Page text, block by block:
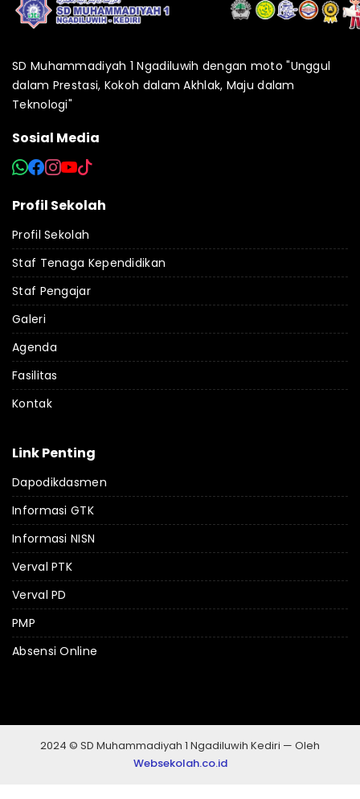
SD Muhammadiyah 1 Ngadiluwih dengan moto "Unggul
dalam Prestasi, Kokoh dalam Akhlak, Maju dalam
Teknologi"
Sosial Media
Profil Sekolah
Profil Sekolah
Staf Tenaga Kependidikan
Staf Pengajar
Galeri
Agenda
Fasilitas
Kontak
Link Penting
Dapodikdasmen
Informasi GTK
Informasi NISN
Verval PTK
Verval PD
PMP
Absensi Online
2024 © SD Muhammadiyah 1 Ngadiluwih Kediri — Oleh
Websekolah.co.id